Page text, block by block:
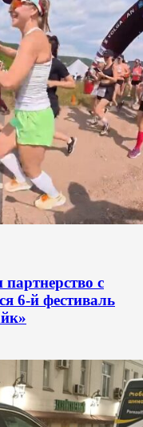
партнерство с
6-й фестиваль